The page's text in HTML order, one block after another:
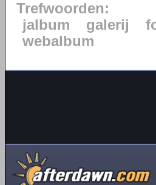
Trefwoorden:
jalbum
galerij
webalbum